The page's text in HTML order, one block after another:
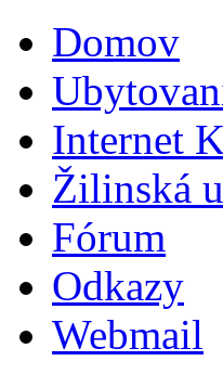
Domov
Internet
Žilinská
Fórum
Odkazy
Webmail